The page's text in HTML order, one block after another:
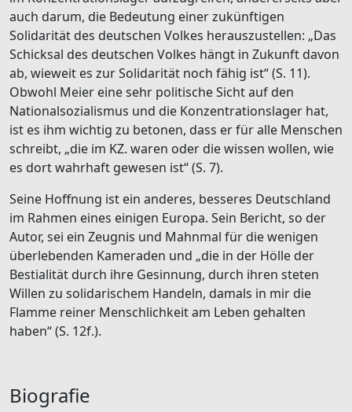
auch darum, die Bedeutung einer zukünftigen
Solidarität des deutschen Volkes herauszustellen: „Das
Schicksal des deutschen Volkes hängt in Zukunft davon
ab, wieweit es zur Solidarität noch fähig ist“ (S. 11).
Obwohl Meier eine sehr politische Sicht auf den
Nationalsozialismus und die Konzentrationslager hat,
ist es ihm wichtig zu betonen, dass er für alle Menschen
schreibt, „die im KZ. waren oder die wissen wollen, wie
es dort wahrhaft gewesen ist“ (S. 7).
Seine Hoffnung ist ein anderes, besseres Deutschland
im Rahmen eines einigen Europa. Sein Bericht, so der
Autor, sei ein Zeugnis und Mahnmal für die wenigen
überlebenden Kameraden und „die in der Hölle der
Bestialität durch ihre Gesinnung, durch ihren steten
Willen zu solidarischem Handeln, damals in mir die
Flamme reiner Menschlichkeit am Leben gehalten
haben“ (S. 12f.).
Biografie